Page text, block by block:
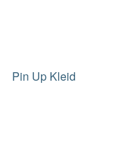
Pin Up Kleid